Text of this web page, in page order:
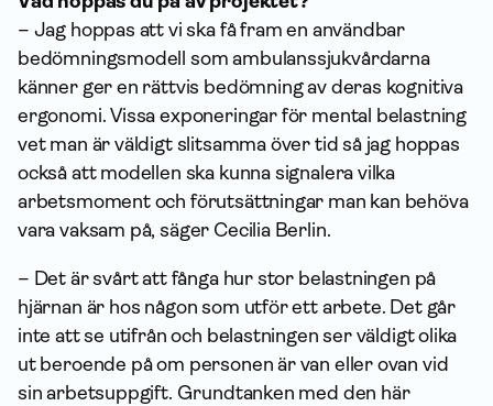
– Jag hoppas att vi ska få fram en användbar
bedömningsmodell som ambulanssjukvårdarna
känner ger en rättvis bedömning av deras kognitiva
ergonomi. Vissa exponeringar för mental belastning
vet man är väldigt slitsamma över tid så jag hoppas
också att modellen ska kunna signalera vilka
arbetsmoment och förutsättningar man kan behöva
vara vaksam på, säger Cecilia Berlin.
– Det är svårt att fånga hur stor belastningen på
hjärnan är hos någon som utför ett arbete. Det går
inte att se utifrån och belastningen ser väldigt olika
ut beroende på om personen är van eller ovan vid
sin arbetsuppgift. Grundtanken med den här